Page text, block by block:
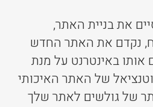
את בניית האתר,
נקדם את האתר החדש
אותו באינטרנט על מנת
100% מהפוטנציאל של האתר האיכותי
של גולשים לאתר שלך